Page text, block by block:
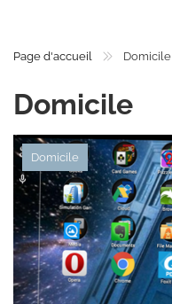
Page d'accueil Domicile
Domicile
Domicile